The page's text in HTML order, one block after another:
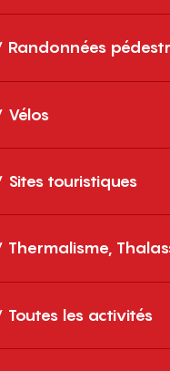
Randonnées
Vélos
Sites touristiques
Thermalisme,
Toutes les activités